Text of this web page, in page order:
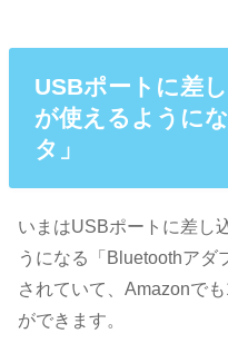
USBポートに差
が使えるように
タ」
いまはUSBポートに差し
うになる「Bluetoothアダ
されていて、Amazonで
ができます。